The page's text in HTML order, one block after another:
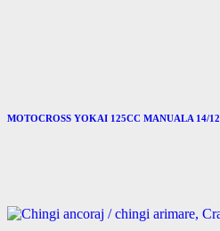
MOTOCROSS YOKAI 125CC MANUALA 14/12